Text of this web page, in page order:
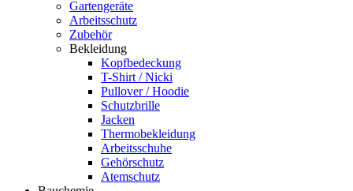
Gartengeräte
Arbeitsschutz
Zubehör
Bekleidung
Kopfbedeckung
T-Shirt / Nicki
Pullover / Hoodie
Schutzbrille
Jacken
Thermobekleidung
Arbeitsschuhe
Gehörschutz
Atemschutz